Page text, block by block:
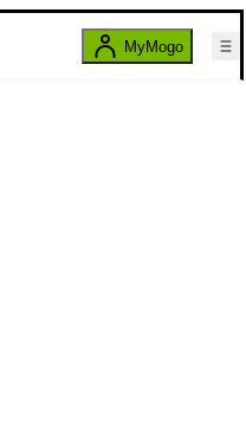
MyMogo